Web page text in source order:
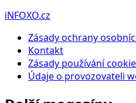
iNFOXO.cz
Zásady ochrany
Kontakt
Zásady používání
Údaje o provozovateli